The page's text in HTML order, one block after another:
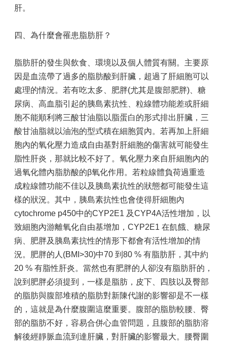
歷
站
導
覽
回
首
頁
員
工
信
箱
台
通-
健
康
服
務
陳
情
系
統
院
訊
肝。
四、為什麼會罹患脂肪肝？
脂肪肝的發生與飲食、環境以及個人體質有關。主要原
因是血流帶了過多的脂肪酸到肝臟，超過了肝細胞可以
處理的情況。若有吃太多、肥胖(尤其是腹部肥胖)、糖
尿病、高血脂引起的胰島素抗性、粒線體功能差或肝細
胞不能順利將三酸甘油脂以脂蛋白的形式排出肝臟，三
酸甘油脂就以油泡的型式積在細胞質內。若再加上肝細
胞內的氧化壓力造成自由基對肝細胞的傷害就可能發生
脂性肝炎，那就比較不好了。氧化壓力來自肝細胞內的
過氧化體內脂肪酸的β氧化作用。若粒線體負荷過重造
成粒線體功能不佳以及胰島素抗性的狀態都可能發生這
樣的狀況。其中，胰島素抗性也會使得肝細胞內
cytochrome p450中的CYP2E1 及CYP4A活性增加，以
致細胞內游離氧化自由基增加，CYP2E1 在飢餓、糖尿
病、肥胖及胰島素抗性的情形下都會有活性增加的情
況。肥胖的人(BMI>30)中70 到80 % 有脂肪肝，其中約
20 % 有脂性肝炎。當然也有肥胖的人卻沒有脂肪肝的，
說到肥胖必須提到，一樣是脂肪，皮下、四肢以及臀部
的脂肪與腹部堆積的脂肪對新陳代謝的影響卻是不一樣
的，這就是為什麼腹圍這麼重要。腹部的脂肪較腰、臀
部的脂肪不好，容易合併心血管問題，且腹部的脂肪溶
解後經靜脈血流到達肝臟，對肝臟的影響最大。腰臀圍